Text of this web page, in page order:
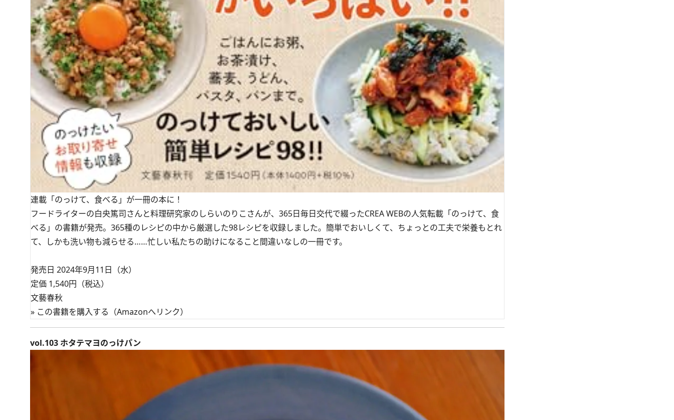
連載「のっけて、食べる」が一冊の本に！
フードライターの白央篤司さんと料理研究家のしらいのりこさんが、365日毎日交代で綴ったCREA WEBの人気転載「のっけて、食
べる」の書籍が発売。365種のレシピの中から厳選した98レシピを収録しました。簡単でおいしくて、ちょっとの工夫で栄養もとれ
て、しかも洗い物も減らせる……忙しい私たちの助けになること間違いなしの一冊です。
発売日 2024年9月11日（水）
定価 1,540円（税込）
文藝春秋
» この書籍を購入する（Amazonへリンク）
vol.103 ホタテマヨのっけパン